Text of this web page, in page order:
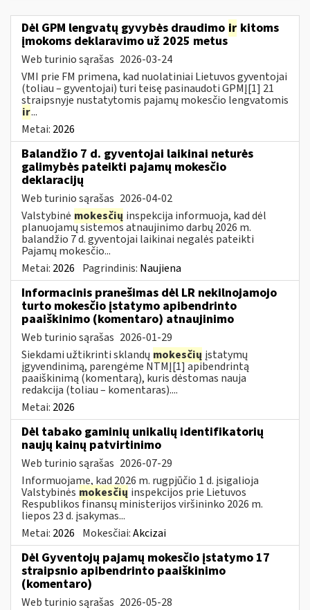
Dėl GPM lengvatų gyvybės draudimo ir kitoms
įmokoms deklaravimo už 2025 metus
Web turinio sąrašas 2026-03-24
VMI prie FM primena, kad nuolatiniai Lietuvos gyventojai
(toliau – gyventojai) turi teisę pasinaudoti GPMĮ[1] 21
straipsnyje nustatytomis pajamų mokesčio lengvatomis
ir...
Metai: 2026
Balandžio 7 d. gyventojai laikinai neturės
galimybės pateikti pajamų mokesčio
deklaracijų
Web turinio sąrašas 2026-04-02
Valstybinė mokesčių inspekcija informuoja, kad dėl
planuojamų sistemos atnaujinimo darbų 2026 m.
balandžio 7 d. gyventojai laikinai negalės pateikti
Pajamų mokesčio...
Metai: 2026 Pagrindinis: Naujiena
Informacinis pranešimas dėl LR nekilnojamojo
turto mokesčio įstatymo apibendrinto
paaiškinimo (komentaro) atnaujinimo
Web turinio sąrašas 2026-01-29
Siekdami užtikrinti sklandų mokesčių įstatymų
įgyvendinimą, parengėme NTMĮ[1] apibendrintą
paaiškinimą (komentarą), kuris dėstomas nauja
redakcija (toliau – komentaras)....
Metai: 2026
Dėl tabako gaminių unikalių identifikatorių
naujų kainų patvirtinimo
Web turinio sąrašas 2026-07-29
Informuojame, kad 2026 m. rugpjūčio 1 d. įsigalioja
Valstybinės mokesčių inspekcijos prie Lietuvos
Respublikos finansų ministerijos viršininko 2026 m.
liepos 23 d. įsakymas...
Metai: 2026 Mokesčiai:Akcizai
Dėl Gyventojų pajamų mokesčio įstatymo 17
straipsnio apibendrinto paaiškinimo
(komentaro)
Web turinio sąrašas 2026-05-28